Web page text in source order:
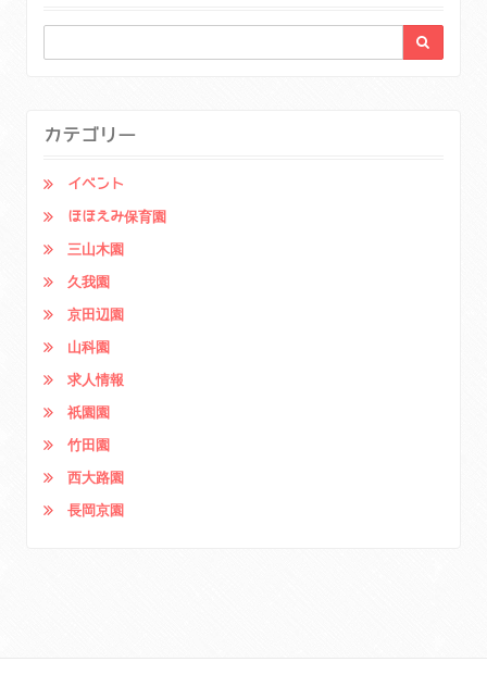
カテゴリー
イベント
ほほえみ保育園
三山木園
久我園
京田辺園
山科園
求人情報
祇園園
竹田園
西大路園
長岡京園